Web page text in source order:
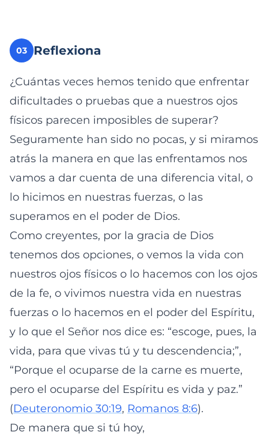
03 Reflexiona
¿Cuántas veces hemos tenido que enfrentar
dificultades o pruebas que a nuestros ojos
físicos parecen imposibles de superar?
Seguramente han sido no pocas, y si miramos
atrás la manera en que las enfrentamos nos
vamos a dar cuenta de una diferencia vital, o
lo hicimos en nuestras fuerzas, o las
superamos en el poder de Dios.
Como creyentes, por la gracia de Dios
tenemos dos opciones, o vemos la vida con
nuestros ojos físicos o lo hacemos con los ojos
de la fe, o vivimos nuestra vida en nuestras
fuerzas o lo hacemos en el poder del Espíritu,
y lo que el Señor nos dice es: “escoge, pues, la
vida, para que vivas tú y tu descendencia;”,
“Porque el ocuparse de la carne es muerte,
pero el ocuparse del Espíritu es vida y paz.”
(Deuteronomio 30:19, Romanos 8:6).
De manera que si tú hoy,